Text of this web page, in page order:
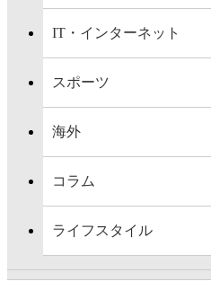
IT・インターネット
スポーツ
海外
コラム
ライフスタイル